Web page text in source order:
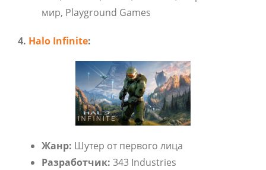
мир, Playground Games
4. Halo Infinite:
Жанр: Шутер от первого лица
Разработчик: 343 Industries